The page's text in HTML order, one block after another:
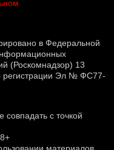
в Федеральной
(Роскомнадзор) 13
регистрации Эл № ФС77-
с точкой